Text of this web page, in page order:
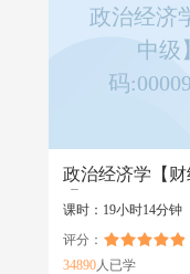
政治经济
中级
码
政治经济学【
课时：19小时14分钟
评分：
34890人已学